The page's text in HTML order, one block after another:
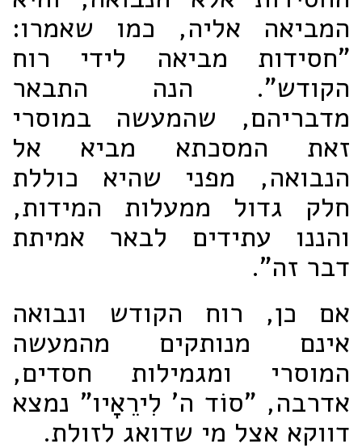
המביאה אליה, כמו שאמרו:
"חסידות מביאה לידי רוח
הקודש". הנה התבאר
מדבריהם, שהמעשה במוסרי
זאת המסכתא מביא אל
הנבואה, מפני שהיא כוללת
חלק גדול ממעלות המידות,
והננו עתידים לבאר אמיתת
דבר זה".
אם כן, רוח הקודש ונבואה
אינם מנותקים מהמעשה
המוסרי ומגמילות חסדים,
אדרבה, "סוֹד ה' לִירֵאָיו" נמצא
דווקא אצל מי שדואג לזולת.